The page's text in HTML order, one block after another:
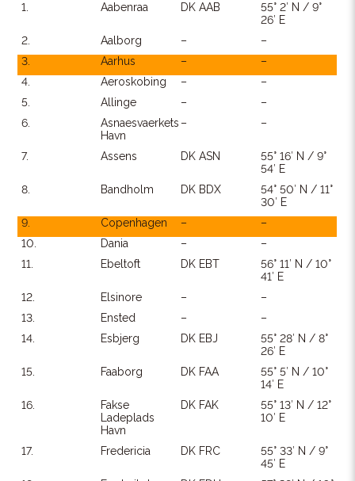
1.
Aabenraa DK AAB
55° 2′ N / 9°
26′ E
2.
Aalborg –
–
3.
Aarhus –
–
4.
Aeroskobing –
–
5.
Allinge –
–
6.
Asnaesvaerkets
Havn
– –
7. Assens DK ASN
55° 16′ N / 9°
54′ E
8.
Bandholm DK BDX
54° 50′ N / 11°
30′ E
9.
Copenhagen –
–
10.
Dania –
–
11.
Ebeltoft DK EBT
56° 11′ N / 10°
41′ E
12.
Elsinore –
–
13.
Ensted –
–
14.
Esbjerg DK EBJ
55° 28′ N / 8°
26′ E
15.
Faaborg DK FAA
55° 5′ N / 10°
14′ E
16.
Fakse
Ladeplads
Havn
DK FAK
55° 13′ N / 12°
10′ E
17. Fredericia DK FRC
55° 33′ N / 9°
45′ E